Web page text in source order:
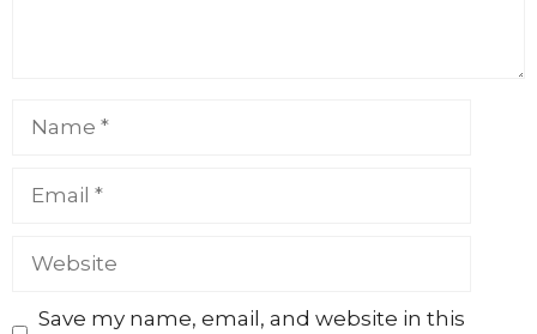
Save my name, email, and website in this